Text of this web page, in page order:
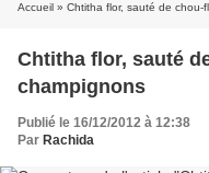
Accueil » Chtitha flor, sauté de chou-
Chtitha flor, sauté
champignons
Publié le 16/12/2012 à 12:38
Par Rachida